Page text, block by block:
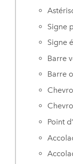
Signe
Signe
Barre
Barre
Point